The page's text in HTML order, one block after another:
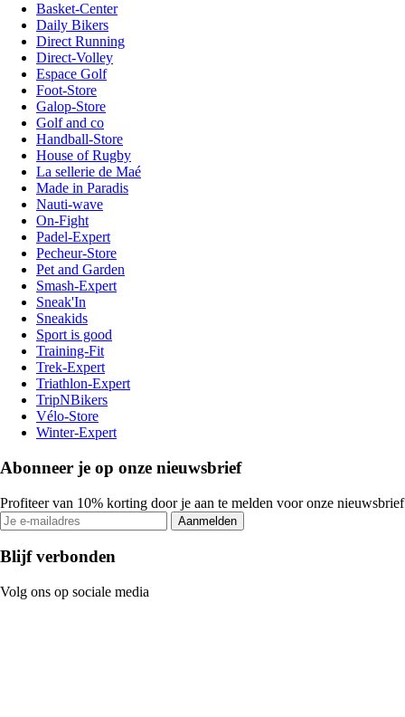
Basket-Center
Daily Bikers
Direct Running
Direct-Volley
Espace Golf
Foot-Store
Galop-Store
Golf and co
Handball-Store
House of Rugby
La sellerie de Maé
Made in Paradis
Nauti-wave
On-Fight
Padel-Expert
Pecheur-Store
Pet and Garden
Smash-Expert
Sneak'In
Sneakids
Sport is good
Training-Fit
Trek-Expert
Triathlon-Expert
TripNBikers
Vélo-Store
Winter-Expert
Abonneer je op onze nieuwsbrief
Profiteer van 10% korting door je aan te melden voor onze nieuwsbrief
Aanmelden
Blijf verbonden
Volg ons op sociale media